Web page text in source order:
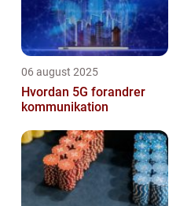
06 august 2025
Hvordan 5G forandrer
kommunikation